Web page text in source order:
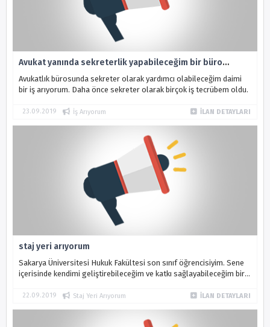
Avukat yanında sekreterlik yapabileceğim bir büro
arıyorum
Avukatlık bürosunda sekreter olarak yardımcı olabileceğim daimi
bir iş arıyorum. Daha önce sekreter olarak birçok iş tecrübem oldu.
23.09.2019 İş Arıyorum İLAN DETAYLARI
staj yeri arıyorum
Sakarya Üniversitesi Hukuk Fakültesi son sınıf öğrencisiyim. Sene
içerisinde kendimi geliştirebileceğim ve katkı sağlayabileceğim bir
22.09.2019 Staj Yeri Arıyorum İLAN DETAYLARI